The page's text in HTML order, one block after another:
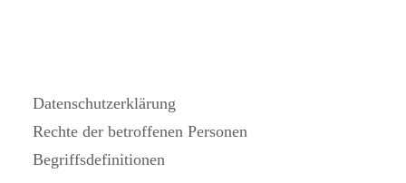
Datenschutzerklärung
Rechte der betroffenen Personen
Begriffsdefinitionen